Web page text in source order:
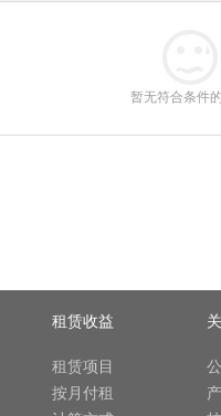
暂无符合条件
租赁收益
租赁项目
按月付租